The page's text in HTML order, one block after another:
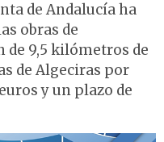
de Andalucía ha
obras de
de 9,5 kilómetros de
de Algeciras por
y un plazo de